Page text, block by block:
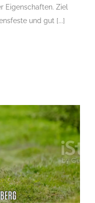
Eigenschaften. Ziel
und gut [...]